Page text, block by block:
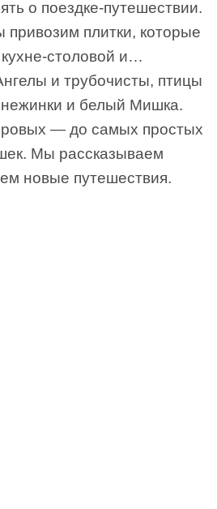
о поездке-путешествии.
привозим плитки, которые
кухне-столовой и…
и трубочисты, птицы
и белый Мишка.
— до самых простых
Мы рассказываем
новые путешествия.